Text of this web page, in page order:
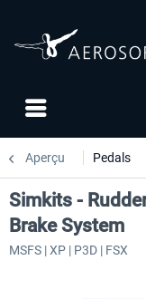
Aperçu Pedals
Simkits -
Brake System
MSFS | XP | P3D | FSX